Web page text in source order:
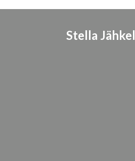
Stella Jähkel